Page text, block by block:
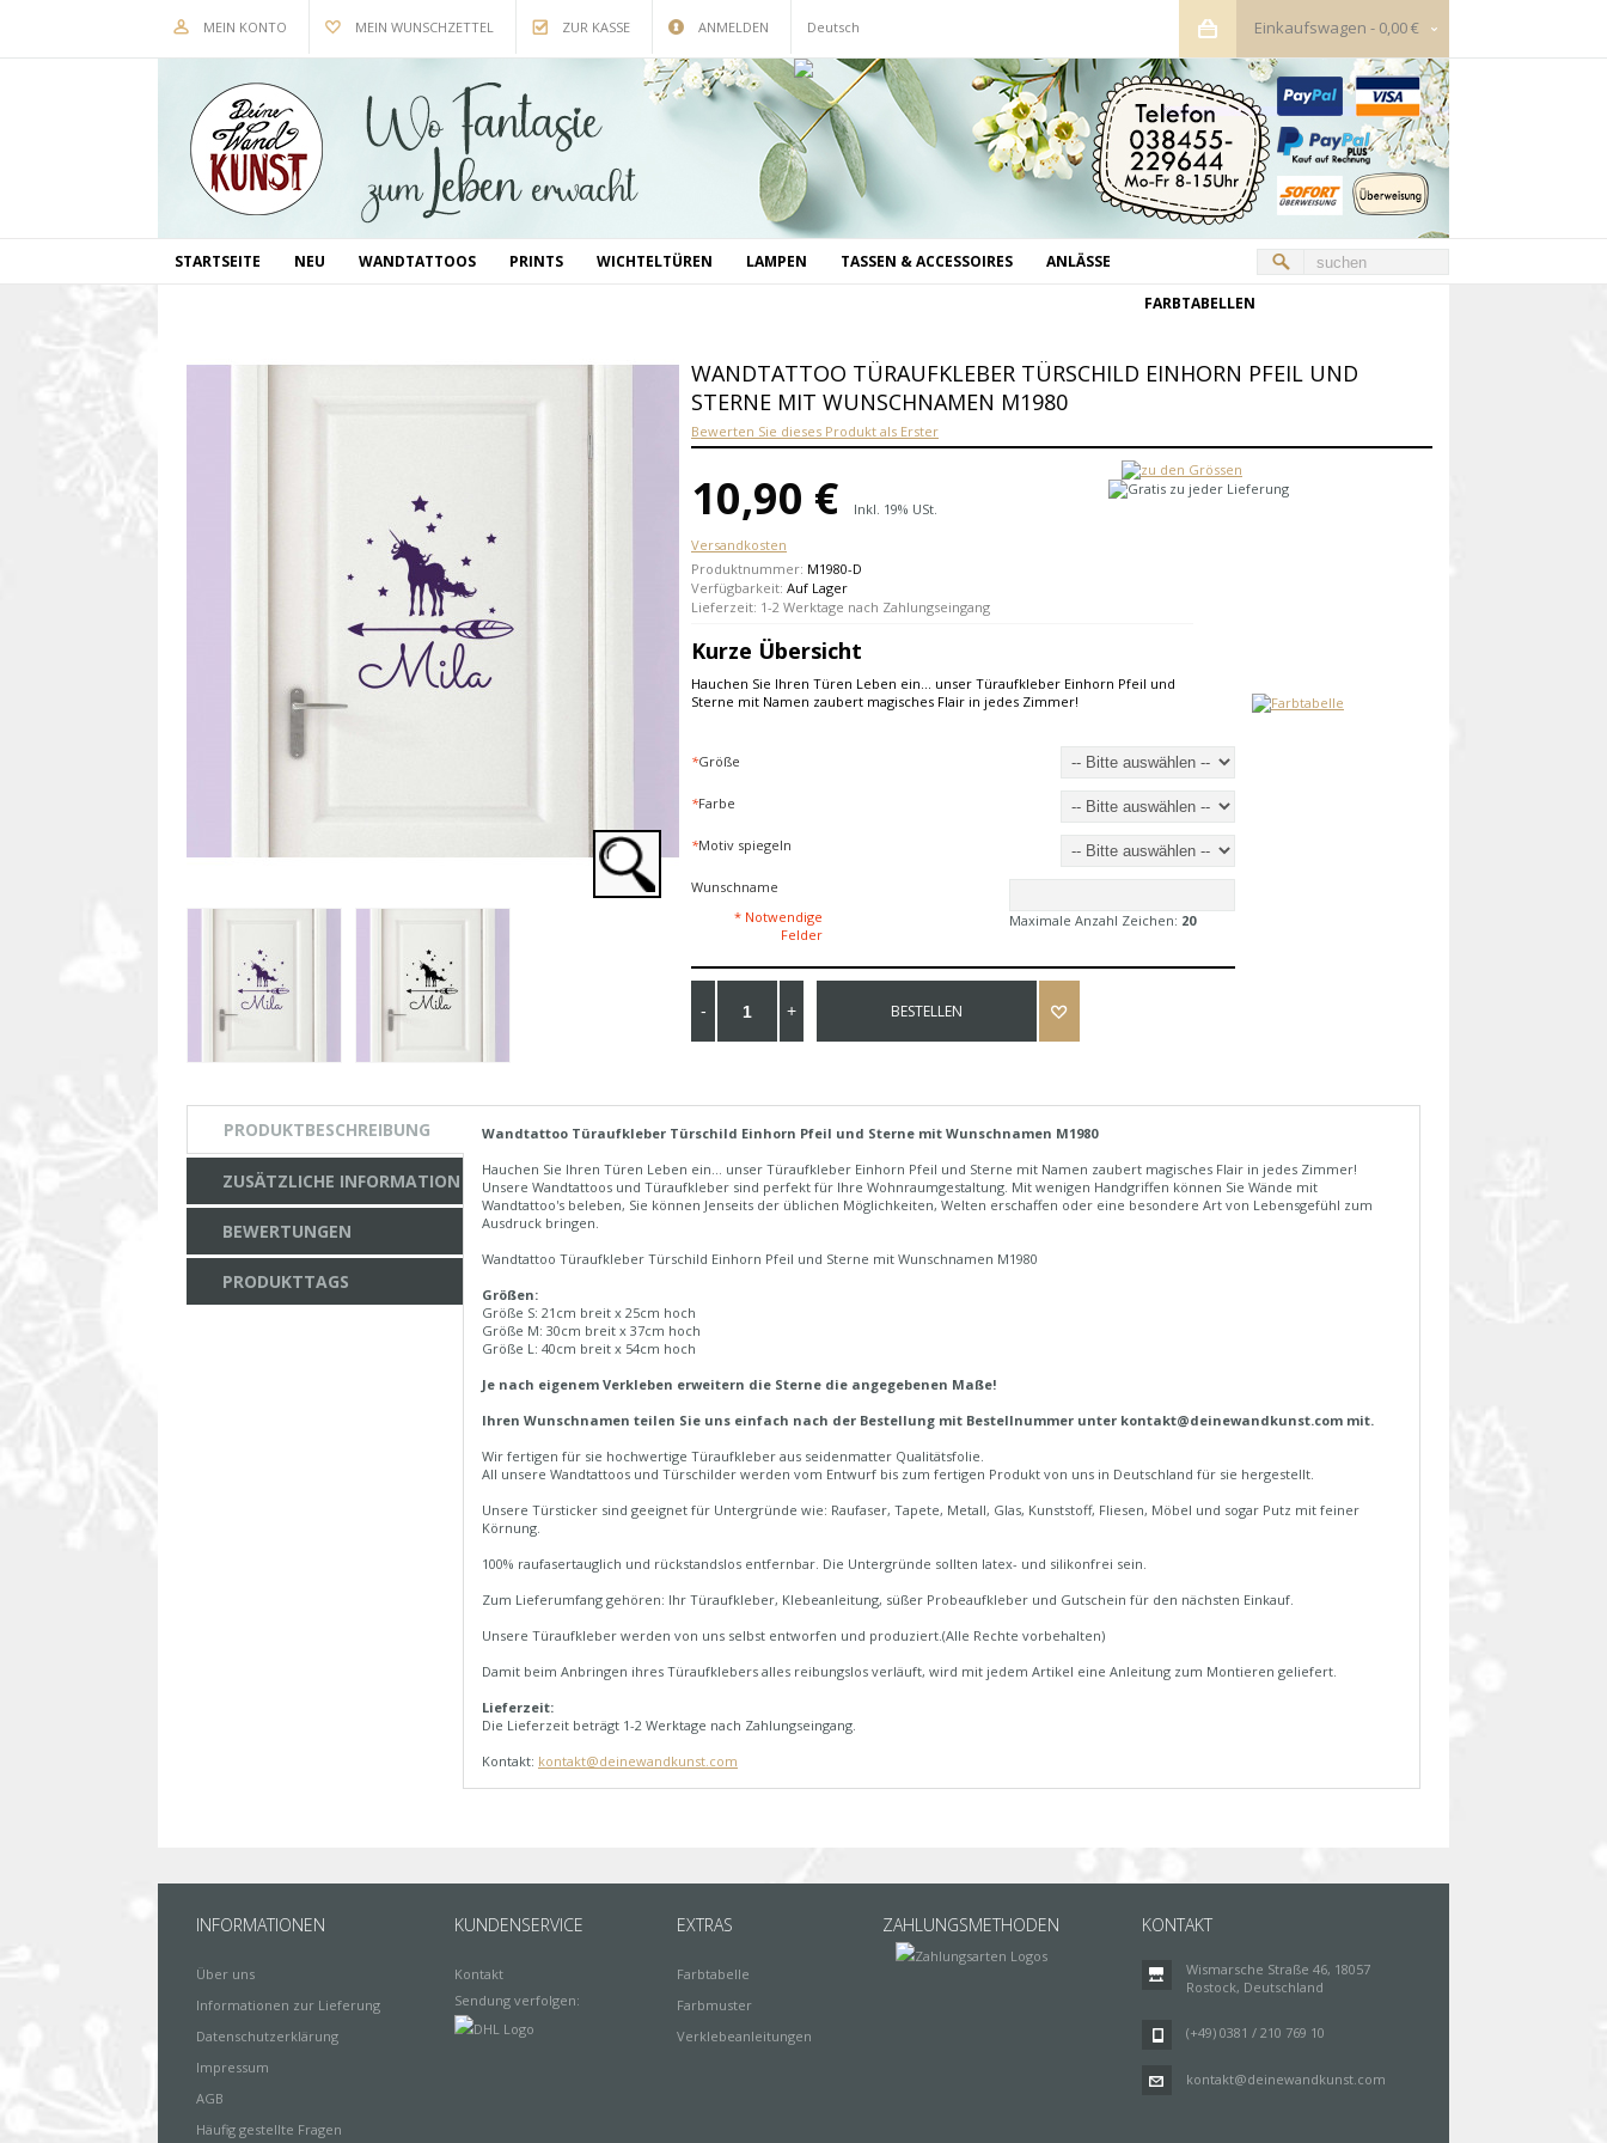
MEIN KONTO MEIN WUNSCHZETTEL ZUR KASSE ANMELDEN Deutsch Einkaufswagen - 0,00 €
STARTSEITE NEU WANDTATTOOS PRINTS WICHTELTÜREN LAMPEN TASSEN & ACCESSOIRES ANLÄSSE
FARBTABELLEN
WANDTATTOO TÜRAUFKLEBER TÜRSCHILD EINHORN PFEIL UND
STERNE MIT WUNSCHNAMEN M1980
Bewerten Sie dieses Produkt als Erster
10,90 €
Inkl. 19% USt.
Versandkosten
Produktnummer: M1980-D
Verfügbarkeit: Auf Lager
Lieferzeit: 1-2 Werktage nach Zahlungseingang
Kurze Übersicht
Hauchen Sie Ihren Türen Leben ein... unser Türaufkleber Einhorn Pfeil und
Sterne mit Namen zaubert magisches Flair in jedes Zimmer!
*Größe
*Farbe
*Motiv spiegeln
Wunschname
Maximale Anzahl Zeichen: 20
* Notwendige
Felder
BESTELLEN
PRODUKTBESCHREIBUNG
ZUSÄTZLICHE INFORMATION
BEWERTUNGEN
PRODUKTTAGS
Wandtattoo Türaufkleber Türschild Einhorn Pfeil und Sterne mit Wunschnamen M1980
Hauchen Sie Ihren Türen Leben ein... unser Türaufkleber Einhorn Pfeil und Sterne mit Namen zaubert magisches Flair in jedes Zimmer!
Unsere Wandtattoos und Türaufkleber sind perfekt für Ihre Wohnraumgestaltung. Mit wenigen Handgriffen können Sie Wände mit
Wandtattoo's beleben, Sie können Jenseits der üblichen Möglichkeiten, Welten erschaffen oder eine besondere Art von Lebensgefühl zum
Ausdruck bringen.
Wandtattoo Türaufkleber Türschild Einhorn Pfeil und Sterne mit Wunschnamen M1980
Größen:
Größe S: 21cm breit x 25cm hoch
Größe M: 30cm breit x 37cm hoch
Größe L: 40cm breit x 54cm hoch
Je nach eigenem Verkleben erweitern die Sterne die angegebenen Maße!
Ihren Wunschnamen teilen Sie uns einfach nach der Bestellung mit Bestellnummer unter kontakt@deinewandkunst.com mit.
Wir fertigen für sie hochwertige Türaufkleber aus seidenmatter Qualitätsfolie.
All unsere Wandtattoos und Türschilder werden vom Entwurf bis zum fertigen Produkt von uns in Deutschland für sie hergestellt.
Unsere Türsticker sind geeignet für Untergründe wie: Raufaser, Tapete, Metall, Glas, Kunststoff, Fliesen, Möbel und sogar Putz mit feiner
Körnung.
100% raufasertauglich und rückstandslos entfernbar. Die Untergründe sollten latex- und silikonfrei sein.
Zum Lieferumfang gehören: Ihr Türaufkleber, Klebeanleitung, süßer Probeaufkleber und Gutschein für den nächsten Einkauf.
Unsere Türaufkleber werden von uns selbst entworfen und produziert.(Alle Rechte vorbehalten)
Damit beim Anbringen ihres Türaufklebers alles reibungslos verläuft, wird mit jedem Artikel eine Anleitung zum Montieren geliefert.
Lieferzeit:
Die Lieferzeit beträgt 1-2 Werktage nach Zahlungseingang.
Kontakt: kontakt@deinewandkunst.com
INFORMATIONEN
Über uns
Informationen zur Lieferung
Datenschutzerklärung
Impressum
AGB
Häufig gestellte Fragen
KUNDENSERVICE
Kontakt
Sendung verfolgen:
EXTRAS
Farbtabelle
Farbmuster
Verklebeanleitungen
ZAHLUNGSMETHODEN KONTAKT
Wismarsche Straße 46, 18057
Rostock, Deutschland
(+49) 0381 / 210 769 10
kontakt@deinewandkunst.com